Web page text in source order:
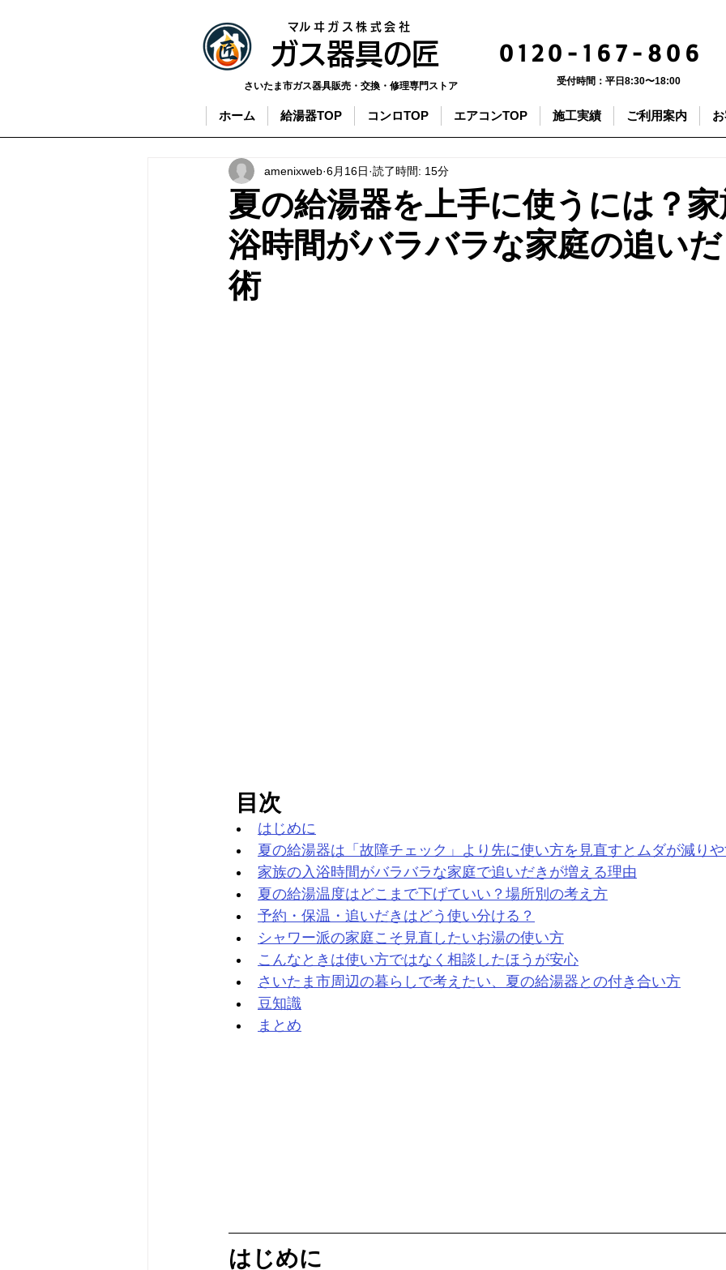
​マルヰガス株式会社
​ガス器具の匠 0120-167-806
さいたま市ガス器具販売・交換・修理専門ストア 受付時間： 平日8:30〜18:00
ホーム 給湯器TOP コンロTOP エアコンTOP 施工実績 ご利用案内
夏の給湯器を上手に使うには？
浴時間がバラバラな家庭の追い
術
amenixweb 6月16日 読了時間: 15分
目次
はじめに
夏の給湯器は「故障チェック」より先に使い方を見直すとムダが減り
家族の入浴時間がバラバラな家庭で追いだきが増える理由
夏の給湯温度はどこまで下げていい？場所別の考え方
予約・保温・追いだきはどう使い分ける？
シャワー派の家庭こそ見直したいお湯の使い方
こんなときは使い方ではなく相談したほうが安心
さいたま市周辺の暮らしで考えたい、夏の給湯器との付き合い方
豆知識
まとめ
はじめに